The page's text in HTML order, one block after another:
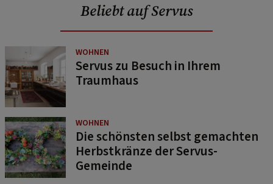
Beliebt auf Servus
WOHNEN
Servus zu Besuch in Ihrem
Traumhaus
WOHNEN
Die schönsten selbst gemachten
Herbstkränze der Servus-
Gemeinde